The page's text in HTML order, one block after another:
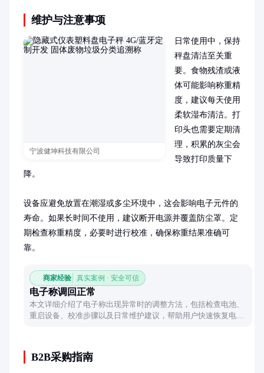
维护与注意事项
宁波健坤科技有限公司
日常使用中，保持
秤盘清洁至关重
要。食物残渣或液
体可能影响称重精
度，建议每天使用
柔软湿布清洁。打
印头也需要定期清
理，积累的灰尘会
导致打印质量下
降。
设备应避免放置在潮湿或多尘环境中，这会影响电子元件的
寿命。如果长时间不使用，建议断开电源并覆盖防尘罩。定
期检查称重精度，必要时进行校准，确保称重结果准确可
靠。
商家经验 真实案例 · 安全可信
电子称调回正常
本文详细介绍了电子称出现异常时的调整方法，包括检查电池、
重启设备、校准步骤以及日常维护建议，帮助用户快速恢复电子
B2B采购指南